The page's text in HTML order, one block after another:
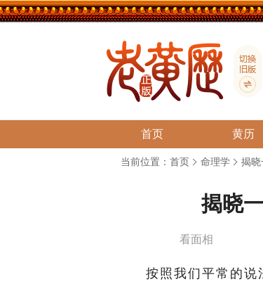
首页 黄历
当前位置： 首页 命理学 揭晓
揭晓
看面相
按照我们平常的说